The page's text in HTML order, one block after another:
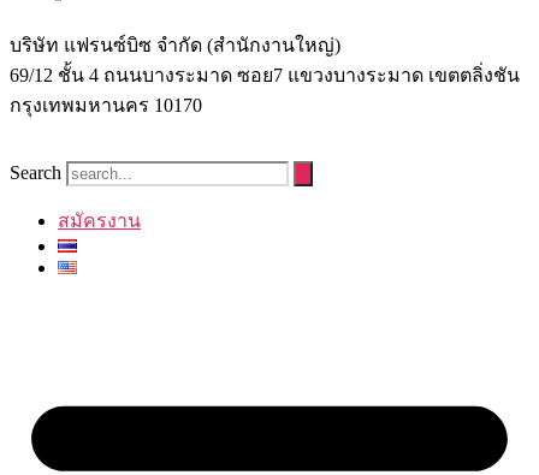
บริษัท แฟรนซ์บิซ จํากัด (สํานักงานใหญ่)
69/12 ชั้น 4 ถนนบางระมาด ซอย7 แขวงบางระมาด เขตตลิ่งชัน
กรุงเทพมหานคร 10170
Search
สมัครงาน